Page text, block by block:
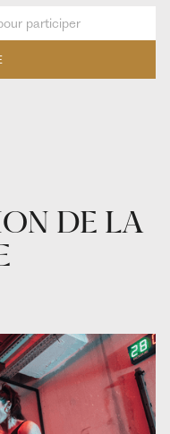
DE LA